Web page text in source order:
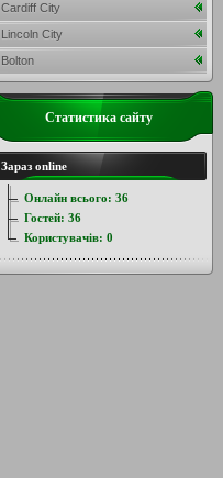
Cardiff City
Lincoln City
Bolton
Статистика сайту
Зараз online
Онлайн всього: 36
Гостей: 36
Користувачів: 0